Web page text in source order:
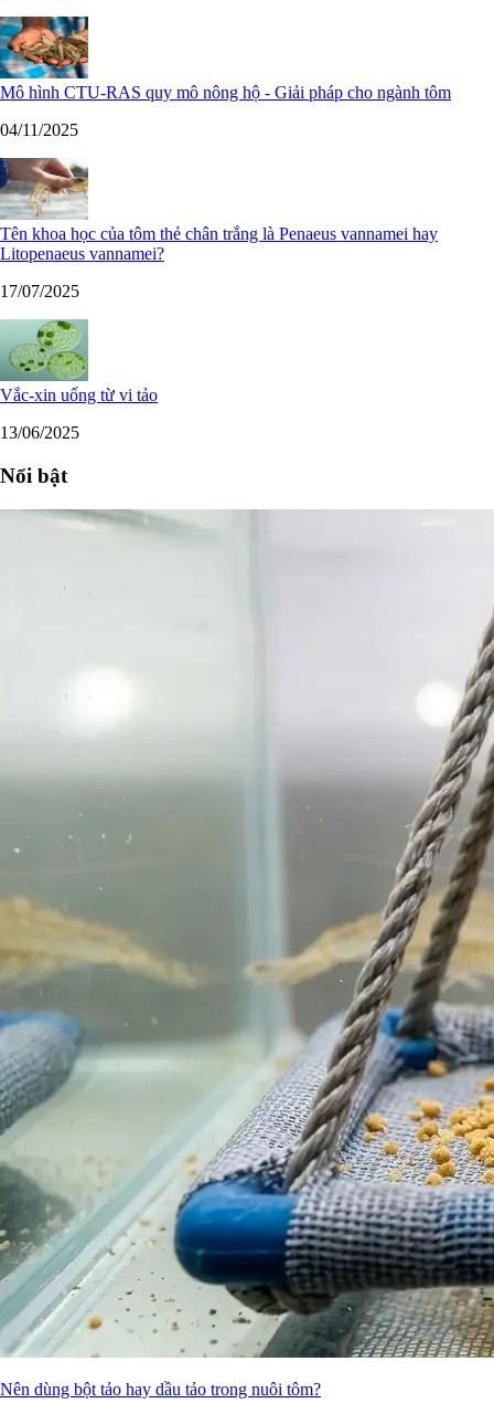
Mô hình CTU-RAS quy mô nông hộ - Giải pháp cho ngành tôm
04/11/2025
Tên khoa học của tôm thẻ chân trắng là Penaeus vannamei hay
Litopenaeus vannamei?
17/07/2025
Vắc-xin uống từ vi tảo
13/06/2025
Nổi bật
Nên dùng bột tảo hay dầu tảo trong nuôi tôm?